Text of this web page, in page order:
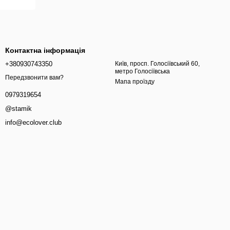
Контактна інформація
+380930743350
Передзвонити вам?
0979319654
@stamik
info@ecolover.club
Київ, просп. Голосіївський 60,
метро Голосіївська
Мапа проїзду